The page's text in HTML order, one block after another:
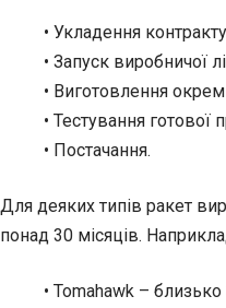
• Укладення
• Запуск виробничої
• Виготовлення
• Тестування готової
• Постачання.
Для деяких типів ракет
понад 30 місяців.
• Tomahawk – близько